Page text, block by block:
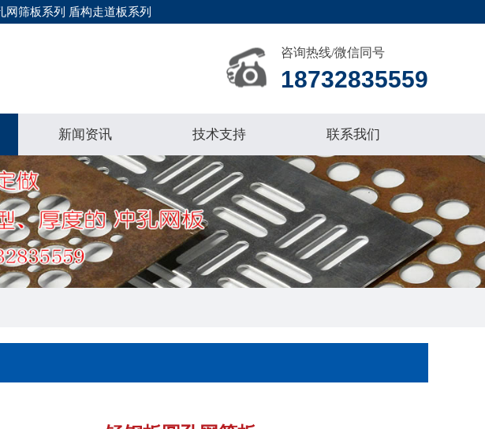
筛板系列 盾构走道板系列
咨询热线/微信同号
18732835559
新闻资讯 技术支持 联系我们